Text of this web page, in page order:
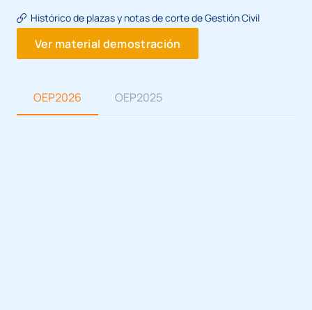
Histórico de plazas y notas de corte de Gestión Civil
Ver material demostración
OEP2026 OEP2025